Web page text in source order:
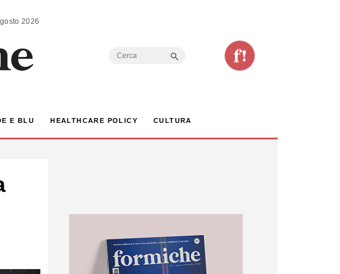
- giovedì 6 Agosto 2026
Search
E BLU HEALTHCARE POLICY CULTURA